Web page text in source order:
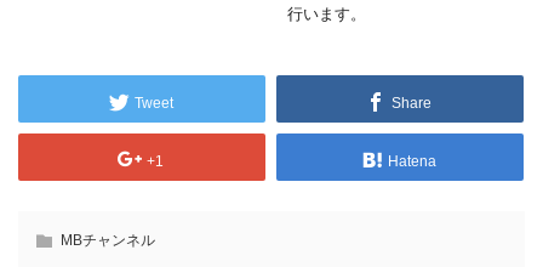
行います。
Tweet Share
+1 Hatena
MBチャンネル